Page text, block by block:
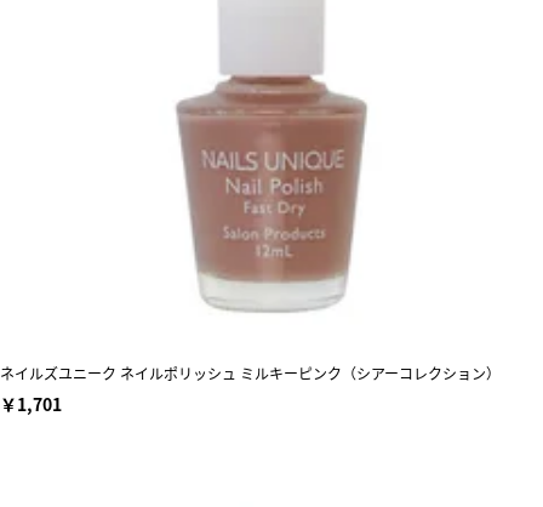
ネイルズユニーク ネイルポリッシュ ミルキーピンク（シアーコレクション）
￥1,701